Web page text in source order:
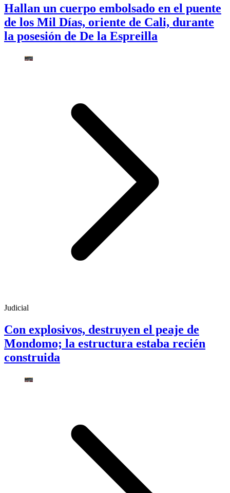
Hallan un cuerpo embolsado en el puente
de los Mil Días, oriente de Cali, durante
la posesión de De la Espreilla
Judicial
Con explosivos, destruyen el peaje de
Mondomo; la estructura estaba recién
construida